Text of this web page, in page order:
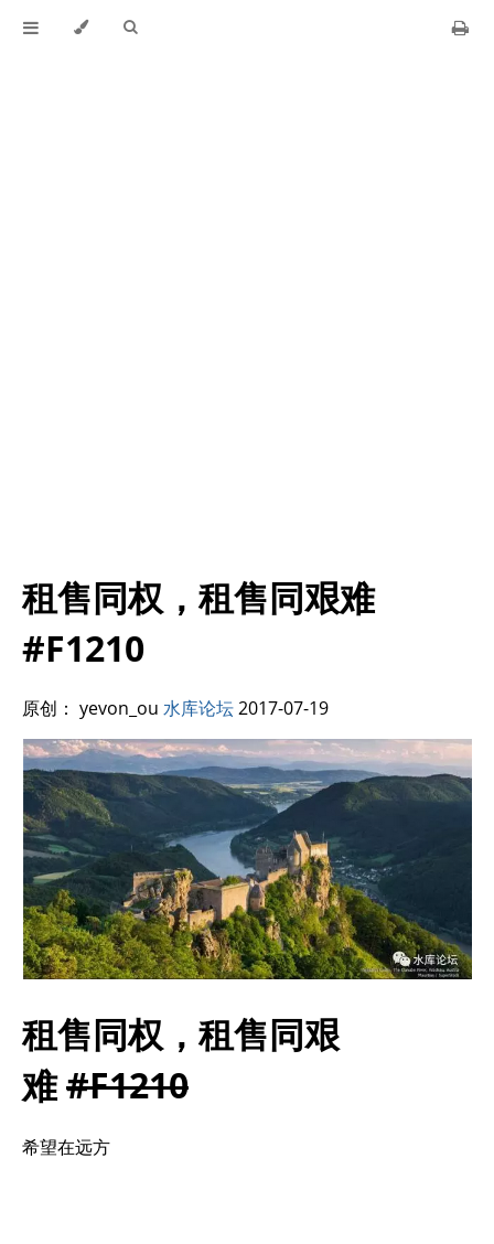
租售同权，租售同艰难
#F1210
原创： yevon_ou 水库论坛2017-07-19
租售同权，租售同艰
难#F1210
希望在远方